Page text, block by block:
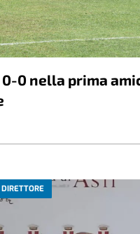
0-0 nella prima